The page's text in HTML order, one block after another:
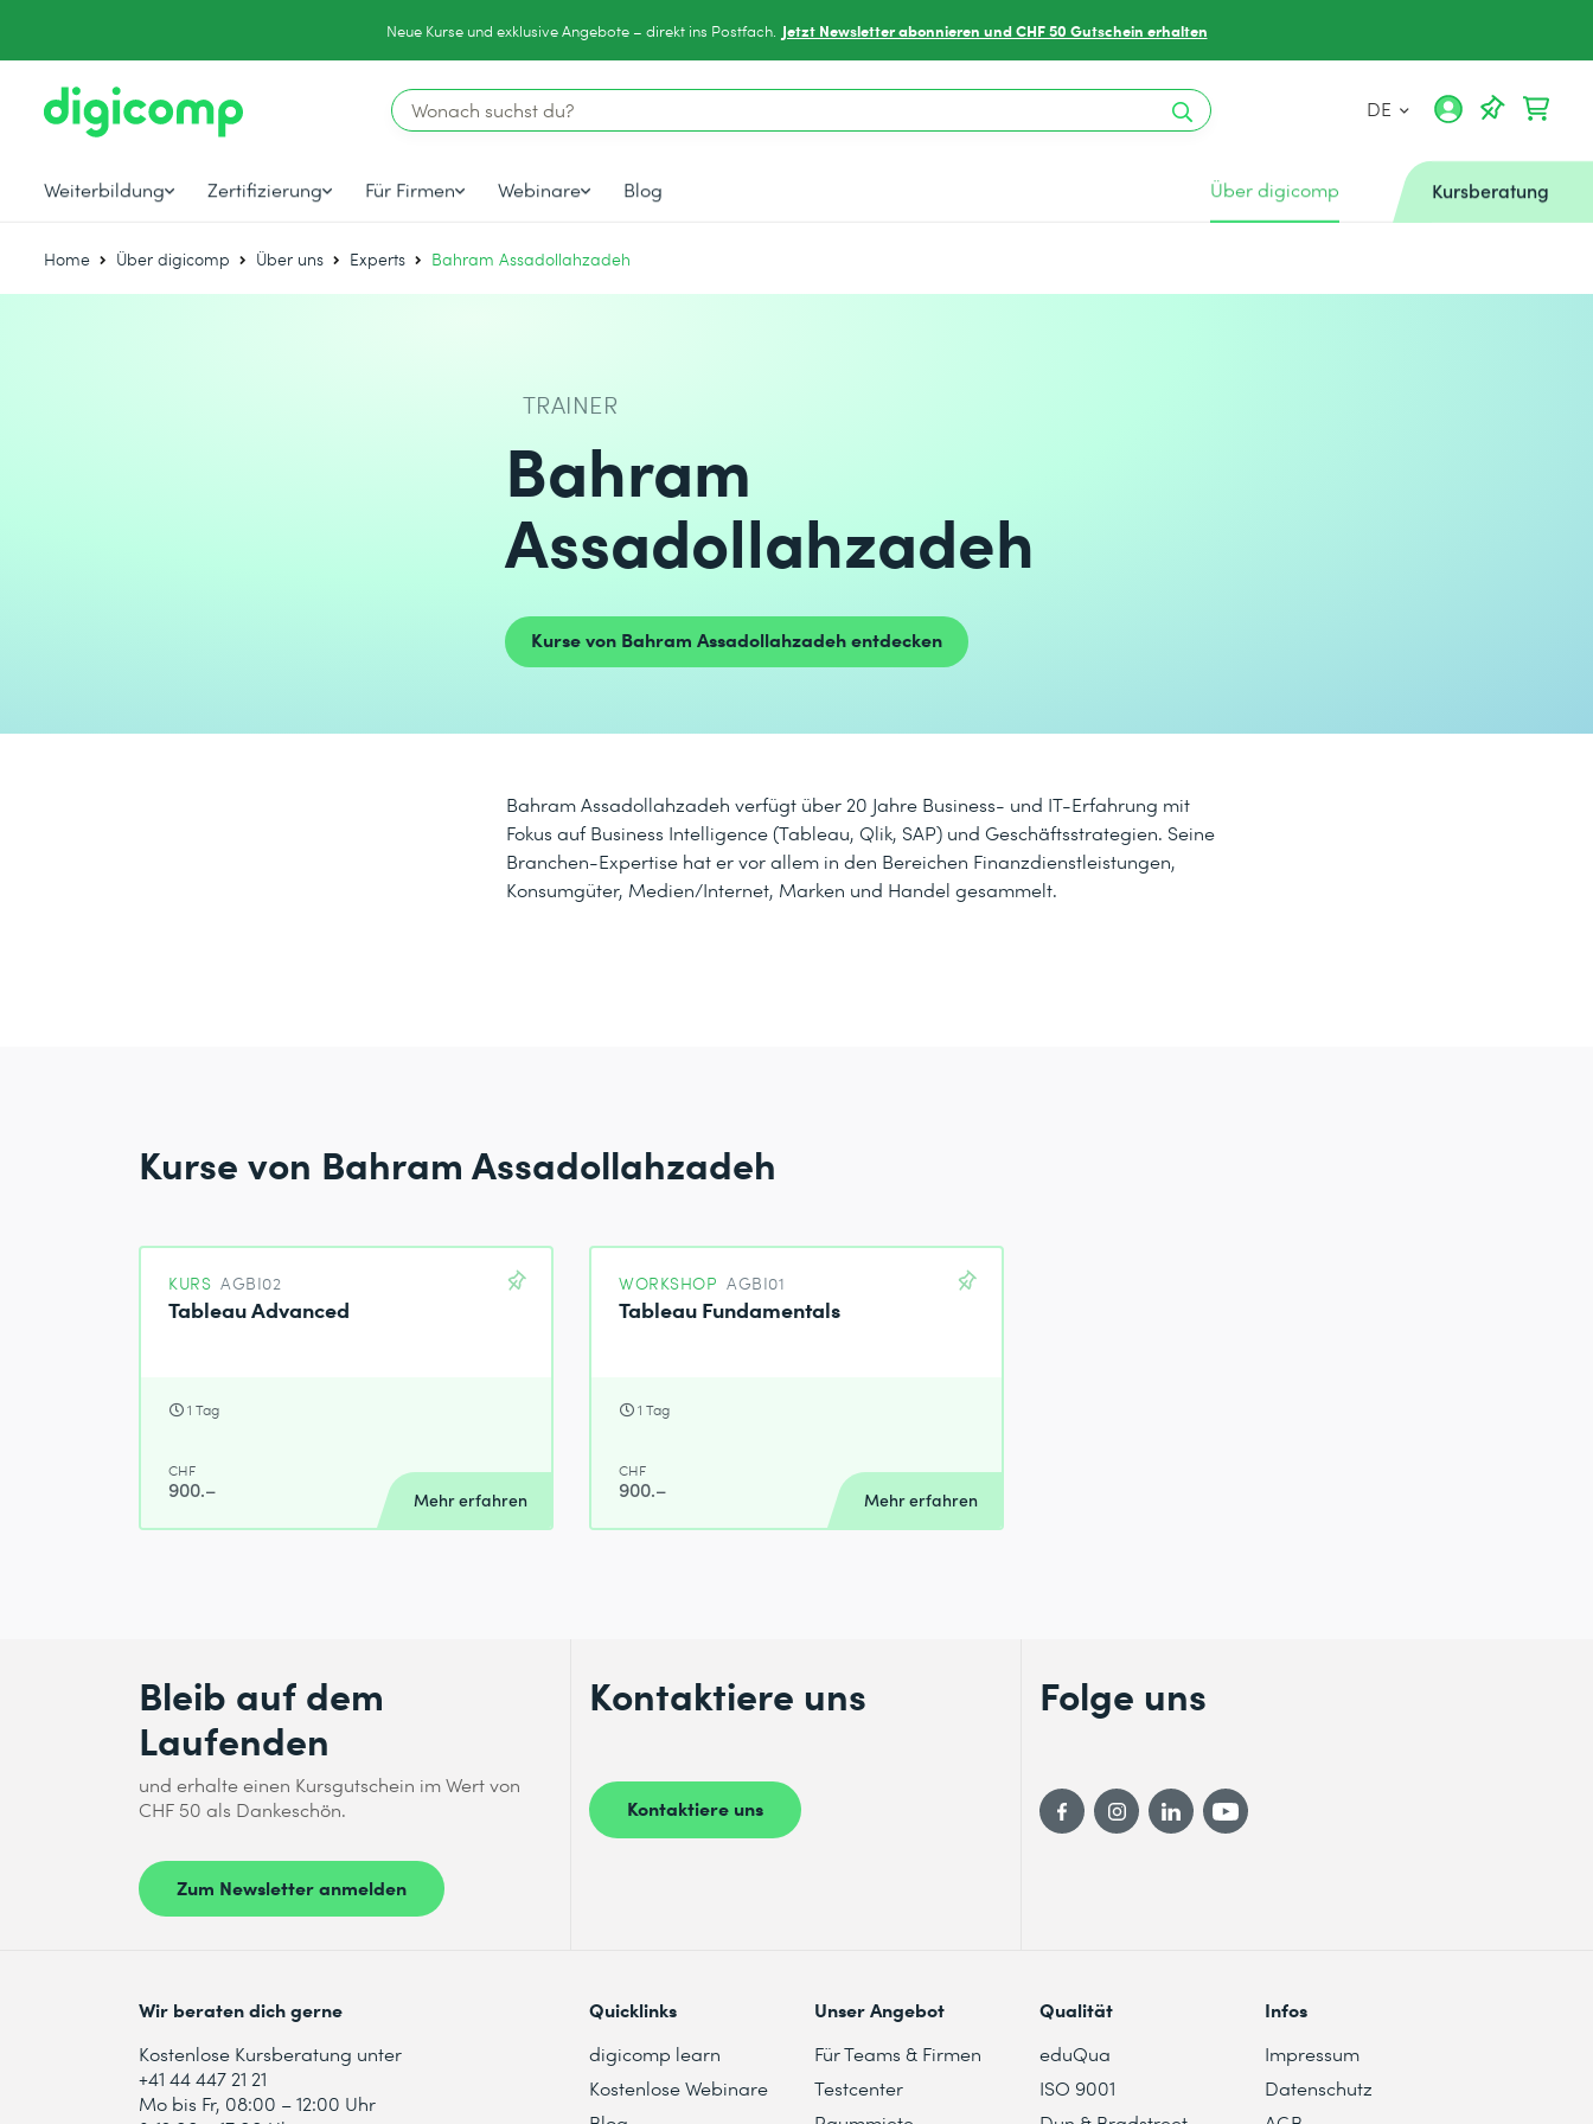
Neue Kurse und exklusive Angebote – direkt ins Postfach. Jetzt Newsletter abonnieren und CHF 50 Gutschein erhalten
DE
Weiterbildung Zertifizierung Für Firmen Webinare Blog Über digicomp Kursberatung
Home Über digicomp Über uns Experts Bahram Assadollahzadeh
TRAINER
Bahram
Assadollahzadeh
Kurse von Bahram Assadollahzadeh entdecken
Bahram Assadollahzadeh verfügt über 20 Jahre Business- und IT-Erfahrung mit
Fokus auf Business Intelligence (Tableau, Qlik, SAP) und Geschäftsstrategien. Seine
Branchen-Expertise hat er vor allem in den Bereichen Finanzdienstleistungen,
Konsumgüter, Medien/Internet, Marken und Handel gesammelt.
Kurse von Bahram Assadollahzadeh
KURS AGBI02
Tableau Advanced
1 Tag
CHF
900.– Mehr erfahren
WORKSHOP AGBI01
Tableau Fundamentals
1 Tag
CHF
900.– Mehr erfahren
Bleib auf dem
Laufenden
und erhalte einen Kursgutschein im Wert von
CHF 50 als Dankeschön.
Zum Newsletter anmelden
Kontaktiere uns
Kontaktiere uns
Folge uns
Wir beraten dich gerne
Kostenlose Kursberatung unter
+41 44 447 21 21
Mo bis Fr, 08:00 – 12:00 Uhr
Quicklinks
digicomp learn
Kostenlose Webinare
Unser Angebot
Für Teams & Firmen
Testcenter
Qualität
eduQua
ISO 9001
Infos
Impressum
Datenschutz